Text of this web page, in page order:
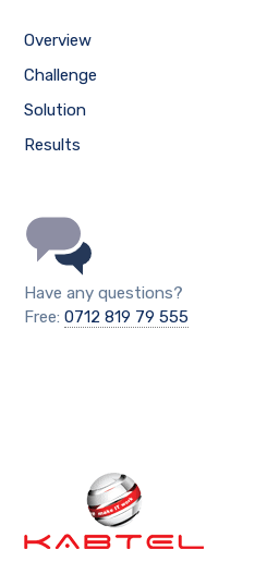
Overview
Challenge
Solution
Results
Have any questions?
Free:0712 819 79 555